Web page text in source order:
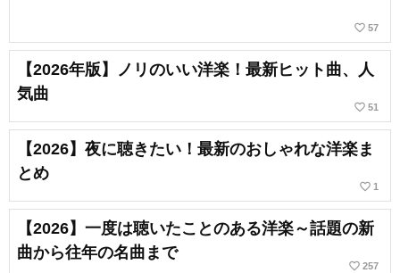
favorite_border 57
【2026年版】ノリのいい洋楽！最新ヒット曲、人
気曲
favorite_border 51
【2026】夜に聴きたい！最新のおしゃれな洋楽ま
とめ
favorite_border 1
【2026】一度は聴いたことのある洋楽～話題の新
曲から往年の名曲まで
favorite_border 257